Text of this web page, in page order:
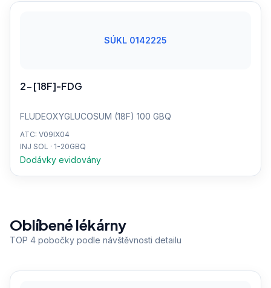
SÚKL 0142225
2-[18F]-FDG
FLUDEOXYGLUCOSUM (18F) 100 GBQ
ATC: V09IX04
INJ SOL · 1-20GBQ
Dodávky evidovány
Oblíbené lékárny
TOP 4 pobočky podle návštěvnosti detailu